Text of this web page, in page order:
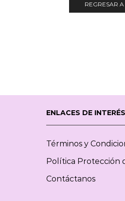
REGRESAR
ENLACES DE INTERÉS
Términos y
Política Protección
Contáctanos